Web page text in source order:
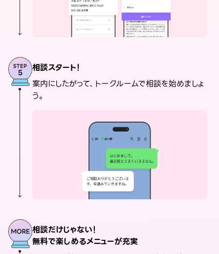
相談スタート！
案内にしたがって、トークルームで相談を始めましょ
う。
相談だけじゃない！
無料で楽しめるメニューが充実